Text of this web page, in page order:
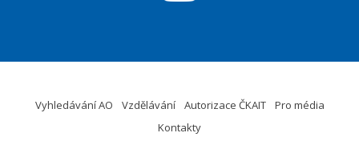
Vyhledávání AO Vzdělávání Autorizace ČKAIT
Pro média
Kontakty